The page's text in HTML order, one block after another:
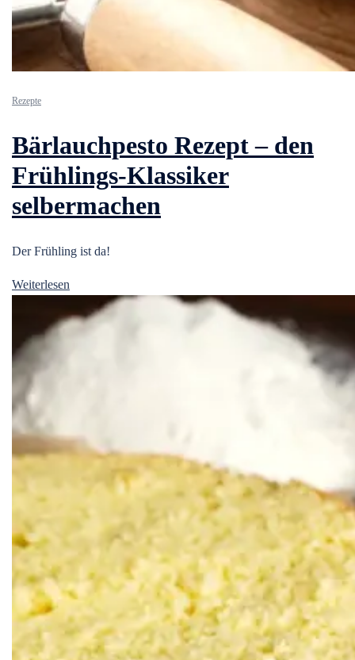
Rezepte
Bärlauchpesto Rezept – den
Frühlings-Klassiker
selbermachen
Der Frühling ist da!
Weiterlesen